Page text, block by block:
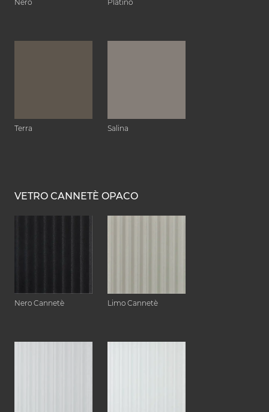
Nero Platino
Terra Salina
VETRO CANNETÈ OPACO
Nero Cannetè Limo Cannetè